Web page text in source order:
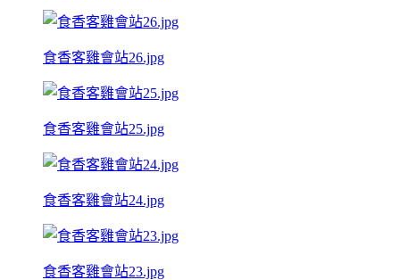
食香客雞會站26.jpg
食香客雞會站25.jpg
食香客雞會站24.jpg
食香客雞會站23.jpg